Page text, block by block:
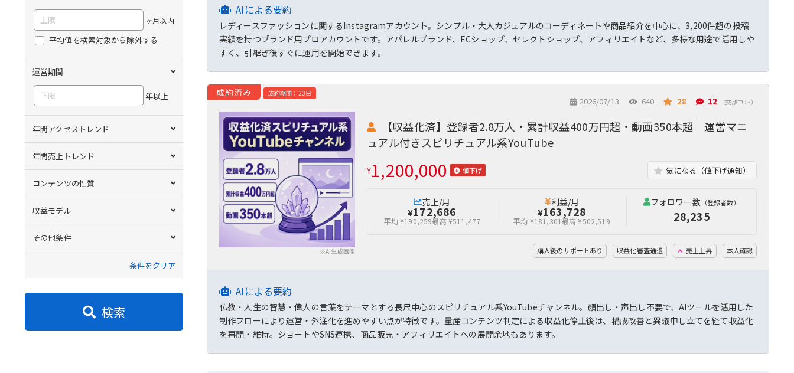
ヶ月以内
平均値を検索対象から除外する
運営期間
年以上
年間アクセストレンド
年間売上トレンド
コンテンツの性質
収益モデル
その他条件
条件をクリア
検索
AIによる要約
レディースファッションに関するInstagramアカウント。シンプル・大人カジュアルのコーディネートや商品紹介を中心に、3,200件超の投稿
実績を持つブランド用プロアカウントです。アパレルブランド、ECショップ、セレクトショップ、アフィリエイトなど、多様な用途で活用しや
すく、引継ぎ後すぐに運用を開始できます。
成約済み 成約期間：20日
2026/07/13 640 28 12 （交渉中 : - ）
※AI生成画像
【収益化済】登録者2.8万人・累計収益400万円超・動画350本超｜運営マニ
ュアル付きスピリチュアル系YouTube
¥1,200,000 値下げ 気になる（値下げ通知）
売上/月
¥172,686
平均 ¥190,259最高 ¥511,477
利益/月
¥163,728
平均 ¥181,301 最高 ¥502,519
フォロワー数 （登録者数）
28,235
購入後のサポートあり 収益化審査通過 売上上昇 本人確認
AIによる要約
仏教・人生の智慧・偉人の言葉をテーマとする長尺中心のスピリチュアル系YouTubeチャンネル。顔出し・声出し不要で、AIツールを活用した
制作フローにより運営・外注化を進めやすい点が特徴です。量産コンテンツ判定による収益化停止後は、構成改善と異議申し立てを経て収益化
を再開・維持。ショートやSNS連携、商品販売・アフィリエイトへの展開余地もあります。